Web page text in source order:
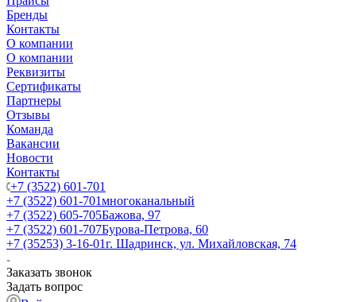
Бренды
Контакты
О компании
О компании
Реквизиты
Сертификаты
Партнеры
Отзывы
Команда
Вакансии
Новости
Контакты
+7 (3522) 601-701
+7 (3522) 601-701многоканальный
+7 (3522) 605-705Бажова, 97
+7 (3522) 601-707Бурова-Петрова, 60
+7 (35253) 3-16-01г. Шадринск, ул. Михайловская, 74
Заказать звонок
Задать вопрос